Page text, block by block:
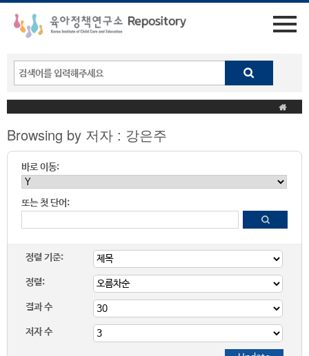
Browsing by 저자 : 강은주
바로 이동:
또는 첫 단어:
정렬 기준:
정렬:
결과 수
저자 수